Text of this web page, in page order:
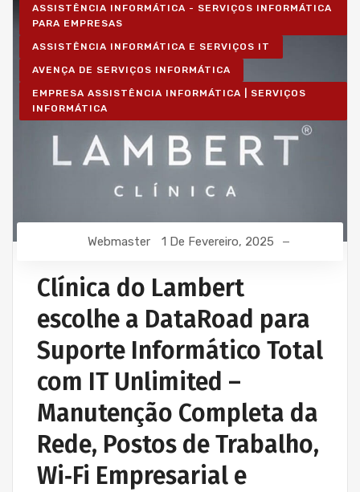
ASSISTÊNCIA INFORMÁTICA - SERVIÇOS INFORMÁTICA
PARA EMPRESAS
ASSISTÊNCIA INFORMÁTICA E SERVIÇOS IT
AVENÇA DE SERVIÇOS INFORMÁTICA
EMPRESA ASSISTÊNCIA INFORMÁTICA | SERVIÇOS
INFORMÁTICA
Webmaster 1 De Fevereiro, 2025
Clínica do Lambert
escolhe a DataRoad para
Suporte Informático Total
com IT Unlimited –
Manutenção Completa da
Rede, Postos de Trabalho,
Wi‑Fi Empresarial e